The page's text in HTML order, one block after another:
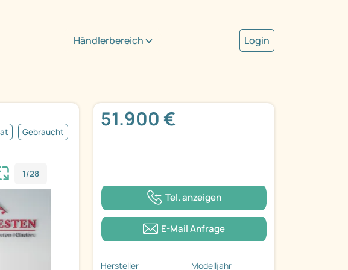
Händlerbereich Login
Gebraucht
1/28
51.900 €
Tel. anzeigen
E-Mail Anfrage
Hersteller Modelljahr